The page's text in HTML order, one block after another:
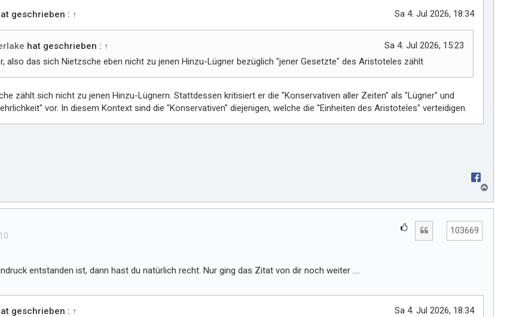
geschrieben : ↑ Sa 4. Jul 2026, 18:34
hat geschrieben : ↑
Sa 4. Jul 2026, 15:23
also das sich Nietzsche eben nicht zu jenen Hinzu-Lügner bezüglich "jener Gesetzte" des Aristoteles zählt
zählt sich nicht zu jenen Hinzu-Lügnern. Stattdessen kritisiert er die "Konservativen aller Zeiten" als "Lügner" und
vor. In diesem Kontext sind die "Konservativen" diejenigen, welche die "Einheiten des Aristoteles" verteidigen.
c
t
103669
entstanden ist, dann hast du natürlich recht. Nur ging das Zitat von dir noch weiter ....
geschrieben : ↑ Sa 4. Jul 2026, 18:34